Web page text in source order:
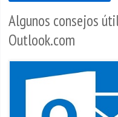
Algunos consejos
Outlook.com